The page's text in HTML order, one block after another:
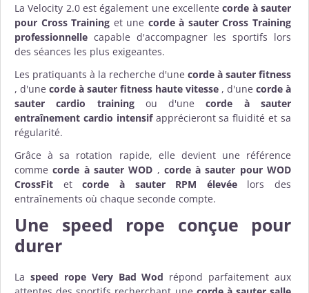
La Velocity 2.0 est également une excellentecorde à sauter
pour Cross Training et une corde à sauter Cross Training
professionnelle capable d'accompagner les sportifs lors
des séances les plus exigeantes.
Les pratiquants à la recherche d'une corde à sauter fitness
, d'une corde à sauter fitness haute vitesse , d'une corde à
sauter cardio trainingou d'unecorde à sauter
entraînement cardio intensifapprécieront sa fluidité et sa
régularité.
Grâce à sa rotation rapide, elle devient une référence
commecorde à sauter WOD , corde à sauter pour WOD
CrossFit etcorde à sauter RPM élevéelors des
entraînements où chaque seconde compte.
Une speed rope conçue pour
durer
La speed rope Very Bad Wod répond parfaitement aux